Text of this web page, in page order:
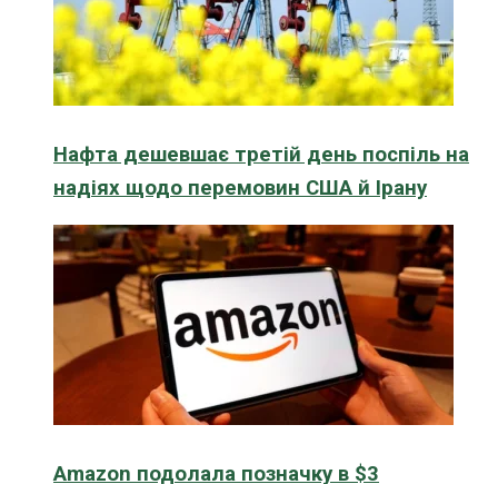
Нафта дешевшає третій день поспіль на
надіях щодо перемовин США й Ірану
Amazon подолала позначку в $3